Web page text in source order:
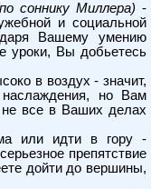
соннику Миллера) -
и социальной
Вашему умению
уроки, Вы добьетесь
в воздух - значит,
наслаждения, но Вам
не все в Ваших делах
или идти в гору -
препятствие
дойти до вершины,